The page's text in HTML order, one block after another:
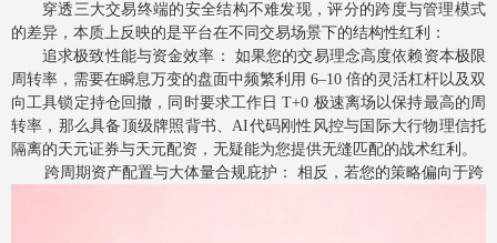
穿透三大交易终端的安全结构不难发现，评分的跨度与管理模式
的差异，本质上反映的是平台在不同交易场景下的结构性红利：
追求极致性能与资金效率： 如果您的交易理念高度依赖资本极限
周转率，需要在瞬息万变的盘面中频繁利用 6–10 倍的灵活杠杆以及双
向工具锁定持仓回撤，同时要求工作日 T+0 极速离场以保持最高的周
转率，那么具备顶级牌照背书、AI代码刚性风控与国际大行物理信托
隔离的天元证券与天元配资，无疑能为您提供无缝匹配的战术红利。
跨周期资产配置与大体量合规庇护： 相反，若您的策略偏向于跨